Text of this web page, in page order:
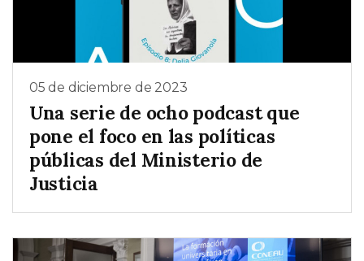
05 de diciembre de 2023
Una serie de ocho podcast que
pone el foco en las políticas
públicas del Ministerio de
Justicia